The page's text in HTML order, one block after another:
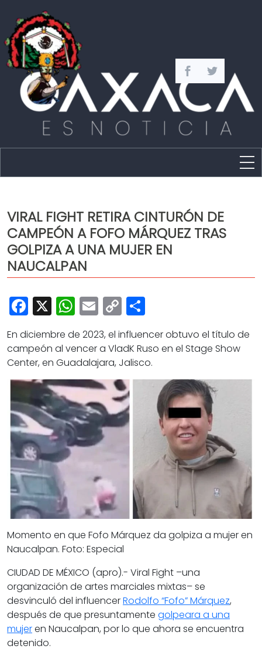
Capital
Policíaca
Cultura
Opinión
VIRAL FIGHT RETIRA CINTURÓN DE
CAMPEÓN A FOFO MÁRQUEZ TRAS
GOLPIZA A UNA MUJER EN
NAUCALPAN
Facebook
X WhatsApp
Email
Copy
Link
En diciembre de 2023, el influencer obtuvo el título de
campeón al vencer a VladK Ruso en el Stage Show
Center, en Guadalajara, Jalisco.
Momento en que Fofo Márquez da golpiza a mujer en
Naucalpan. Foto: Especial
CIUDAD DE MÉXICO (apro).- Viral Fight –una
organización de artes marciales mixtas– se
desvinculó del influencerRodolfo “Fofo” Márquez,
después de que presuntamente golpeara a una
mujeren Naucalpan, por lo que ahora se encuentra
detenido.